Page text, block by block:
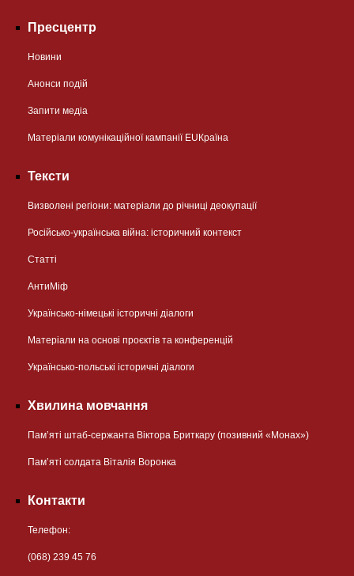
Пресцентр
Новини
Анонси подій
Запити медіа
Матеріали комунікаційної кампанії EUКраїна
Тексти
Визволені регіони: матеріали до річниці деокупації
Російсько-українська війна: історичний контекст
Статті
АнтиМіф
Українсько-німецькі історичні діалоги
Матеріали на основі проєктів та конференцій
Українсько-польські історичні діалоги
Хвилина мовчання
Пам’яті штаб-сержанта Віктора Бриткару (позивний «Монах»)
Пам’яті солдата Віталія Воронка
Контакти
Телефон:
(068) 239 45 76